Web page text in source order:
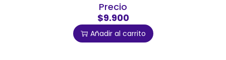
Precio
$9.900
Añadir al carrito